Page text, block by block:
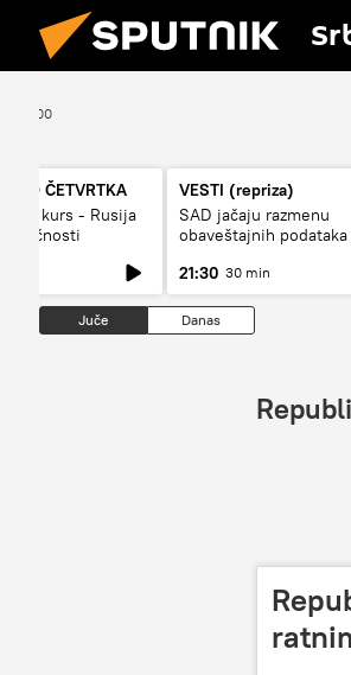
05:00
DO ČETVRTKA
kurs - Rusija
VESTI (repriza)
SAD jačaju razmenu
obaveštajnih
21:30 30 min
Juče Danas